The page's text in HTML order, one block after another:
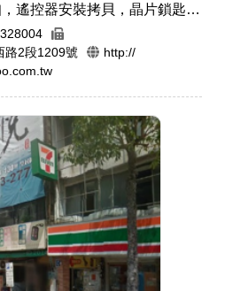
遙控器安裝拷貝，晶片鎖匙，
車開鎖，開運印章，肚臍章/
圖案設計，公司章，電腦刻
，橡皮章，牛角印章，印鑑
路2段1209號
http://